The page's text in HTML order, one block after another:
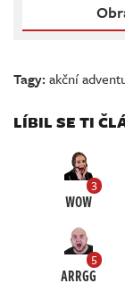
Tagy:akční
LÍBIL SE TI
3
WOW
5
ARRGG